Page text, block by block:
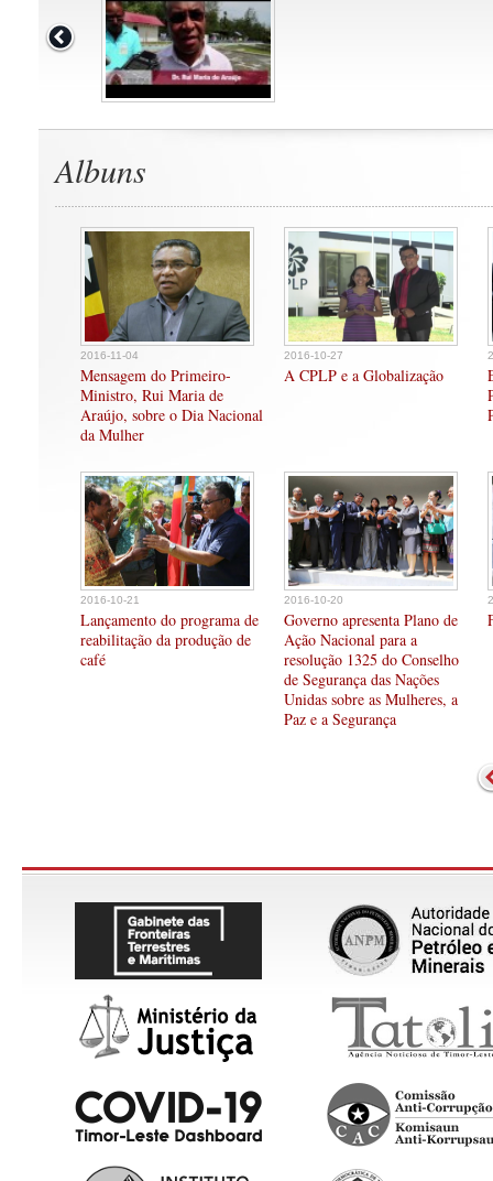
Albuns
2016-11-04
Mensagem do Primeiro-
Ministro, Rui Maria de
Araújo, sobre o Dia Nacional
da Mulher
2016-10-27
A CPLP e a Globalização
2016-10-21
Lançamento do programa de
reabilitação da produção de
café
2016-10-20
Governo apresenta Plano de
Ação Nacional para a
resolução 1325 do Conselho
de Segurança das Nações
Unidas sobre as Mulheres, a
Paz e a Segurança